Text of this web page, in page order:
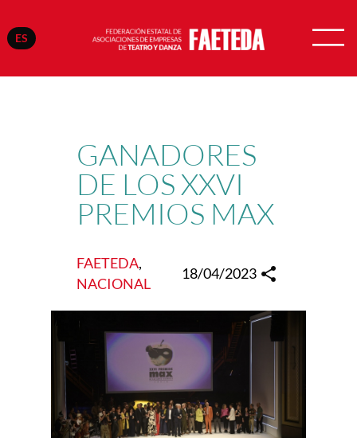
ES
Saltar
GANADORES
DE LOS XXVI
PREMIOS MAX
FAETEDA
NACIONAL
18/04/2023